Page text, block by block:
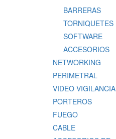
BARRERAS
TORNIQUETES
SOFTWARE
ACCESORIOS
NETWORKING
PERIMETRAL
VIDEO VIGILANCIA
PORTEROS
FUEGO
CABLE